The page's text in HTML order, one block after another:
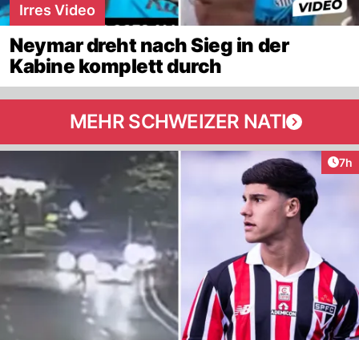
Irres Video
Neymar dreht nach Sieg in der
Kabine komplett durch
MEHR SCHWEIZER NATI
7h